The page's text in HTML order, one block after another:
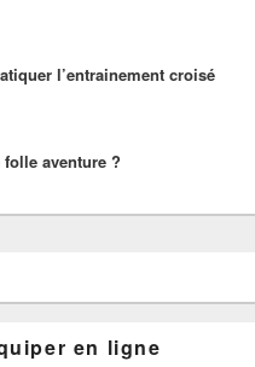
:l’entrainement croisé
:
folle aventure ?
en ligne